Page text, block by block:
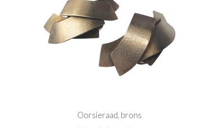
Oorsieraad, brons